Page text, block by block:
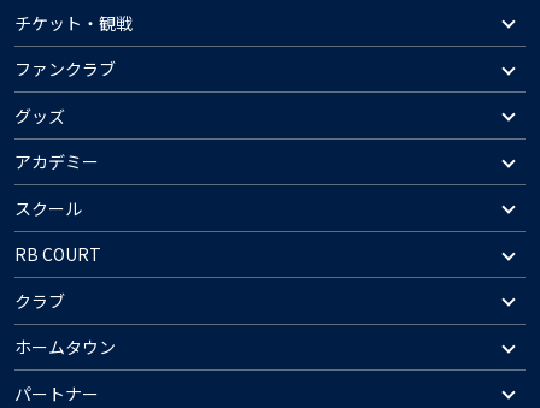
チケット・観戦
ファンクラブ
グッズ
アカデミー
スクール
RB COURT
クラブ
ホームタウン
パートナー